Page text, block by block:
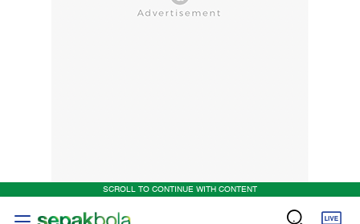
SCROLL TO CONTINUE WITH CONTENT